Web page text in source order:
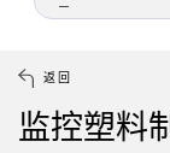
机器安全
绝对值旋转编
SNAP
机器防护
雷达应用
返回
监控塑料